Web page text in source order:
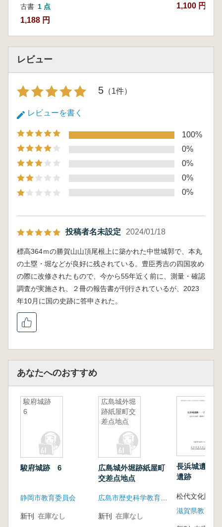
古書 1 点
1,188 円
1,100 円
レビュー
5 （1件）
レビューを書く
100%
0%
0%
0%
0%
投稿者名未設定 2024/01/18
標高364ｍの勝賀山山頂尾根上に築かれた中世城郭で、本丸
の土塁・堀などが良好に残されている。豊臣秀吉の四国攻め
の際に改修されたもので、今から55年近く前に、測量・確認
調査が実施され、２冊の報告書が刊行されているが、2023
年10月に国の史跡に答申された。
あなたへのおすすめ
駿府城跡
6
駿府城跡 6
静岡市教育委員会
新刊 在庫なし
広島城外堀
跡紙屋町交
差点地点
広島城外堀跡紙屋町
交差点地点
新刊 在庫なし
長浜城遺跡
遺跡